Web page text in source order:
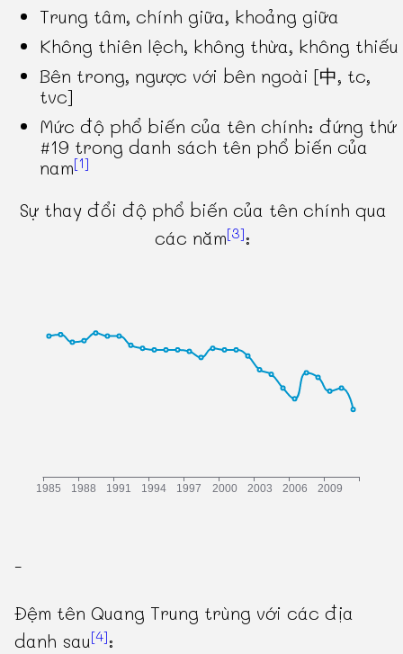
Trung tâm, chính giữa, khoảng giữa
Không thiên lệch, không thừa, không thiếu
Bên trong, ngược với bên ngoài [中, tc,
tvc]
Mức độ phổ biến của tên chính: đứng thứ
#19 trong danh sách tên phổ biến của
nam[1]
Sự thay đổi độ phổ biến của tên chính qua
các năm[3]:
-
Đệm tên Quang Trung trùng với các địa
danh sau[4]: